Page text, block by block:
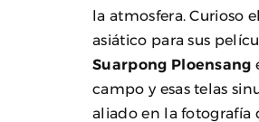
la atmosfera. Curioso
asiático para sus
Suarpong Ploensang
campo y esas telas
aliado en la fotografía